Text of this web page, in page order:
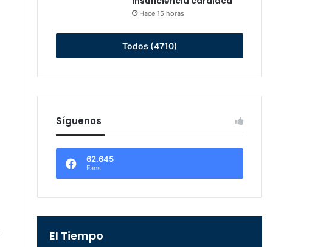
Hace 15 horas
Todos (4710)
Síguenos
62.645
Fans
El Tiempo